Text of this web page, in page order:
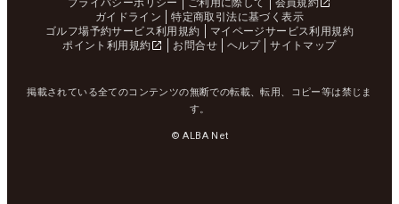
プライバシーポリシー
ご利用に際して
会員規約
ガイドライン
特定商取引法に基づく表示
ゴルフ場予約サービス利用規約
マイページサービス利用規約
ポイント利用規約
お問合せ ヘルプ サイトマップ
掲載されている全てのコンテンツの無断での転載、転用、コピー等は禁じま
す。
© ALBA Net